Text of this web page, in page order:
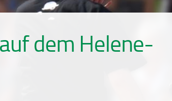
dem Helene-